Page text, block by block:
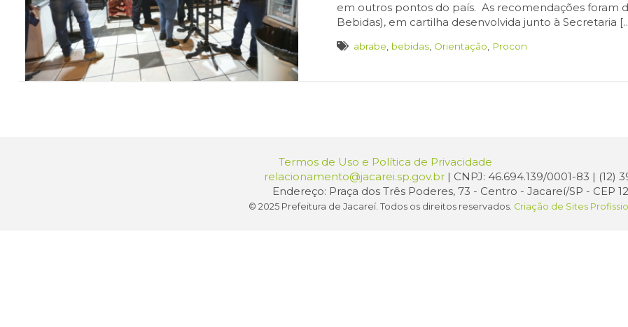
em outros pontos do país. As recomendações foram
Bebidas), em cartilha desenvolvida junto à Secretaria
abrabe bebidas Orientação Procon
Termos de Uso e Política de Privacidade
relacionamento@jacarei.sp.gov.br | CNPJ: 46.694.139/0001-83 | (12)
Endereço: Praça dos Três Poderes, 73 - Centro - Jacareí/SP - CEP
© 2025 Prefeitura de Jacareí. Todos os direitos reservados. Criação de Sites